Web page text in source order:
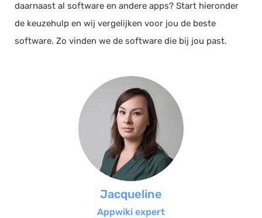
Chat
daarnaast al software en andere apps? Start hieronder
de keuzehulp en wij vergelijken voor jou de beste
software. Zo vinden we de software die bij jou past.
Jacqueline
Appwiki expert